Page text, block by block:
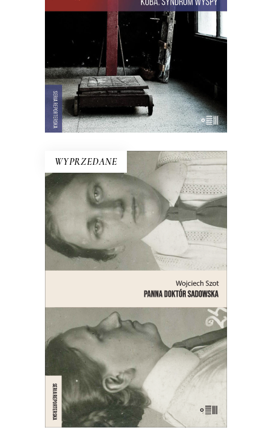
E-BOOK DO KOSZYKA
Hawany, są prosięta hodowane w
wannach i jest krowa – bohaterka
rewolucji.
44.00 zł 22.00zł
WYPRZEDANE
E-BOOK DO KOSZYKA
PANNA DOKTÓR SADOWSKA
Opowieść o lekarce, naukowczyni,
działaczce społecznej, feministce,
patriotce, automobilistce,
przedsiębiorczyni, lesbijce – bohaterce
jednego z najgłośniejszych skandali
obyczajowych międzywojennej
Warszawy.
42.00 21.00zł